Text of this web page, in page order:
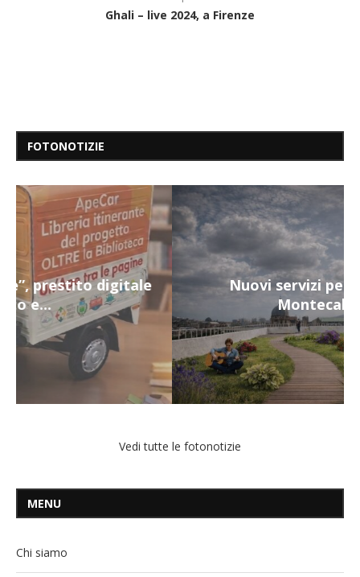
Ghali – live 2024, a Firenze
FOTONOTIZIE
Nuovi servizi per i più fragili a
Montecalvario...
Vedi tutte le fotonotizie
MENU
Chi siamo